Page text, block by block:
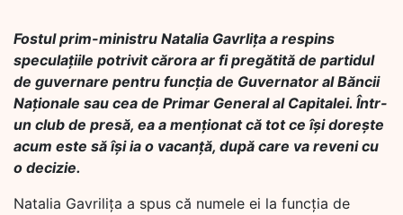
Fostul prim-ministru Natalia Gavrlița a respins
speculațiile potrivit cărora ar fi pregătită de partidul
de guvernare pentru funcția de Guvernator al Băncii
Naționale sau cea de Primar General al Capitalei. Într-
un club de presă, ea a menționat că tot ce își dorește
acum este să își ia o vacanță, după care va reveni cu
o decizie.
Natalia Gavrilița a spus că numele ei la funcția de